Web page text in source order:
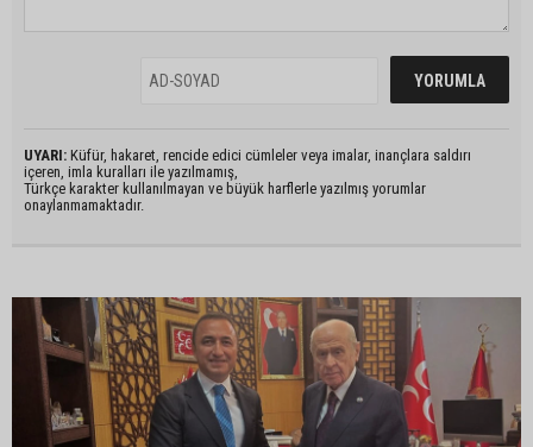
UYARI: Küfür, hakaret, rencide edici cümleler veya imalar, inançlara saldırı
içeren, imla kuralları ile yazılmamış,
Türkçe karakter kullanılmayan ve büyük harflerle yazılmış yorumlar
onaylanmamaktadır.